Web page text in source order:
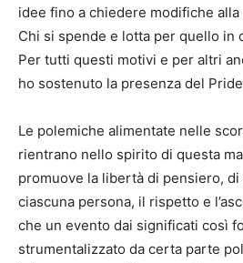
idee fino a chiedere modifiche
Chi si spende e lotta per quello in
Per tutti questi motivi e per altri
ho sostenuto la presenza del
Le polemiche alimentate nelle
rientrano nello spirito di questa
promuove la libertà di pensiero,
ciascuna persona, il rispetto e
che un evento dai significati così
strumentalizzato da certa parte